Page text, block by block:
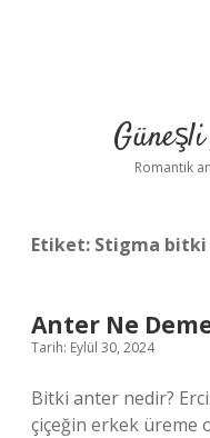
Romantik
Etiket: Stigma bitki
Anter Ne
Tarih: Eylül 30, 2024
Bitki anter nedir?
çiçeğin erkek üreme